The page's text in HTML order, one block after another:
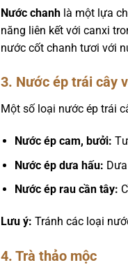
Nước chanhlà một lựa
năng liên kết với canxi
nước cốt chanh tươi với
3. Nước ép trái cây
Một số loại nước ép trái
Nước ép cam, bưởi:
Nước ép dưa hấu:
Nước ép rau cần tây:
Lưu ý: Tránh các loại
4. Trà thảo mộc